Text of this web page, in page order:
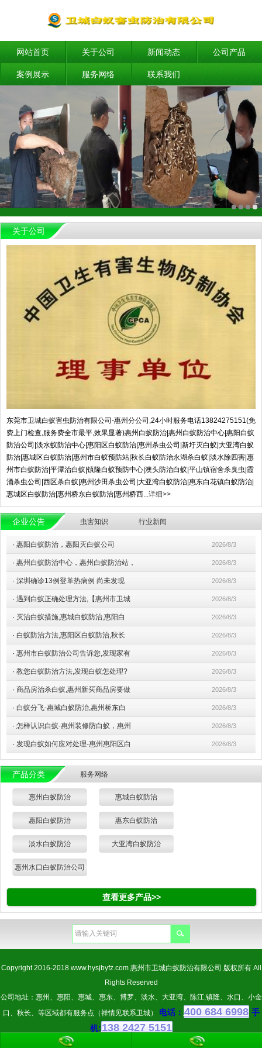
网站首页 关于公司 新闻动态 公司产品
案例展示 服务网络 联系我们
关于公司
东莞市卫城白蚁害虫防治有限公司-惠州分公司,24小时服务电话13824275151(免
费上门检查,服务费全市最平,效果显著)惠州白蚁防治|惠州白蚁防治中心|惠阳白蚁
防治公司|淡水蚁防治中心|惠阳区白蚁防治|惠州杀虫公司|新圩灭白蚁|大亚湾白蚁
防治|惠城区白蚁防治|惠州市白蚁预防站|秋长白蚁防治永湖杀白蚁|淡水除四害|惠
州市白蚁防治|平潭治白蚁|镇隆白蚁预防中心|澳头防治白蚁|平山镇宿舍杀臭虫|霞
涌杀虫公司|西区杀白蚁|惠州沙田杀虫公司|大亚湾白蚁防治|惠东白花镇白蚁防治|
惠城区白蚁防治|惠州桥东白蚁防治|惠州桥西... 详细>>
企业公告 虫害知识 行业新闻
· 惠阳白蚁防治，惠阳灭白蚁公司 2026/8/3
· 惠州白蚁防治中心，惠州白蚁防治站， 2026/8/3
· 深圳确诊13例登革热病例 尚未发现 2026/8/3
· 遇到白蚁正确处理方法,【惠州市卫城 2026/8/3
· 灭治白蚁措施,惠城白蚁防治,惠阳白 2026/8/3
· 白蚁防治方法,惠阳区白蚁防治,秋长 2026/8/3
· 惠州市白蚁防治公司告诉您,发现家有 2026/8/3
· 教您白蚁防治方法,发现白蚁怎处理? 2026/8/3
· 商品房治杀白蚁,惠州新买商品房要做 2026/8/3
· 白蚁分飞-惠城白蚁防治,惠州桥东白 2026/8/3
· 怎样认识白蚁-惠州装修防白蚁，惠州 2026/8/3
· 发现白蚁如何应对处理-惠州惠阳区白 2026/8/3
产品分类 服务网络
惠州白蚁防治 惠城白蚁防治
惠阳白蚁防治 惠东白蚁防治
淡水白蚁防治 大亚湾白蚁防治
惠州水口白蚁防治公司
查看更多产品>>
Copyright 2016-2018 www.hysjbyfz.com惠州市卫城白蚁防治有限公司 版权所有 All
Rights Reserved
公司地址：惠州、惠阳、惠城、惠东、博罗、淡水、大亚湾、陈江,镇隆、水口、小金
口、秋长、等区域都有服务点（祥情见联系卫城）
电话： 400 684 6998 手
机:138 2427 5151